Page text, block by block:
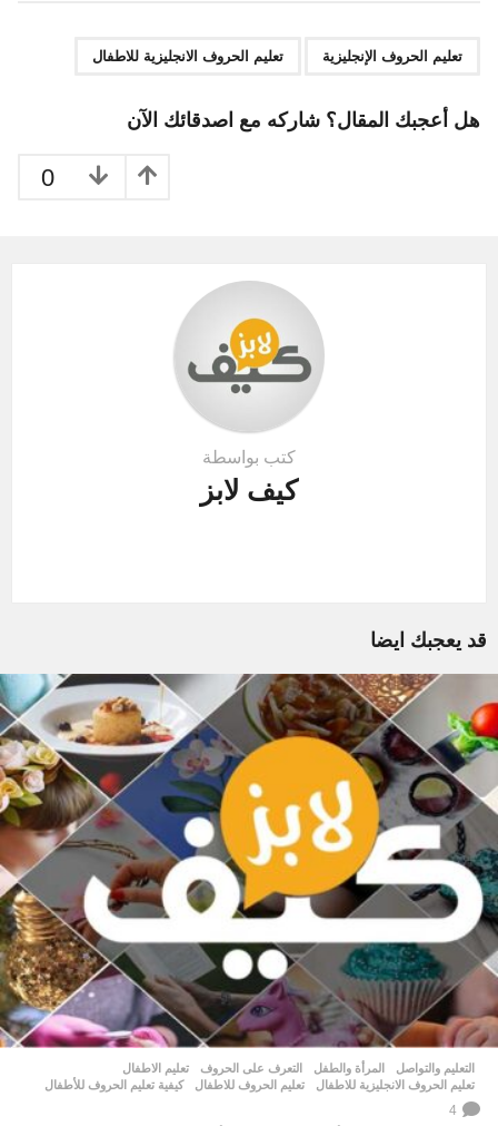
i
تعليم الحروف الإنجليزية تعليم الحروف الانجليزية للاطفال
هل أعجبك المقال؟ شاركه مع اصدقائك الآن
0
كتب بواسطة
كيف لابز
قد يعجبك ايضا
التعليم والتواصل ,
المرأة والطفل التعرف على الحروف ,
تعليم الاطفال
تعليم الحروف الانجليزية للاطفال
,
تعليم الحروف للاطفال ,
كيفية تعليم الحروف للأطفال
4